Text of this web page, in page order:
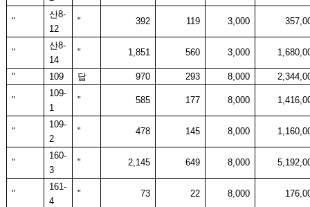
"
산8-
12
" 392 119 3,000
"
산8-
14
" 1,851 560 3,000
" 109 답 970 293 8,000
"
109-
1
" 585 177 8,000
"
109-
2
" 478 145 8,000
"
160-
3
" 2,145 649 8,000
"
161-
4
" 73 22 8,000